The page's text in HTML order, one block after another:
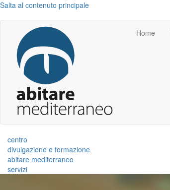
Salta al contenuto principale
Home
centro
divulgazione e formazione
abitare mediterraneo
servizi